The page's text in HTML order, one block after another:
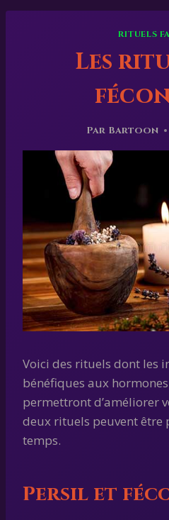
RITUELS
Les
Par Bartoon
Voici des rituels dont les
bénéfiques aux
permettront d’améliorer
deux rituels peuvent être
temps.
Persil et